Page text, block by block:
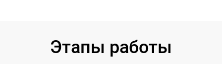
Этапы работы